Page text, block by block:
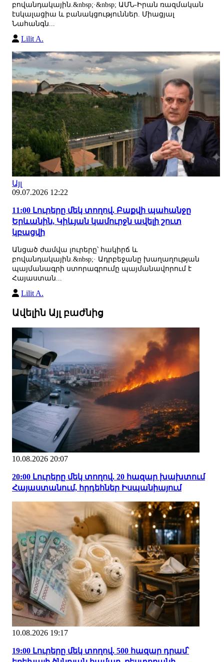
բովանդակային.&nbsp;·&nbsp; ԱՄՆ-Իրան ռազմական
էսկալացիա և բանակցություններ. Միացյալ
Նահանգն...
Lilit A.
Այլ
09.07.2026 12:22
11:00 Լուրերը մեկ տողով. Բաքվի պահանջը
Երևանին, Կիևյան կամուրջն ավելի շուտ
կբացվի
Անցած ժամվա լուրերը՝ հակիրճ և
բովանդակային.&nbsp;· Ադրբեջանը խաղաղության
պայմանագրի ստորագրումը պայմանավորում է
Հայաստան...
Lilit A.
Ավելին Այլ բաժնից
10.08.2026 20:07
20:00 Լուրերը մեկ տողով. 20 հազար խախտում
Հայաստանում, հրդեհներ Իսպանիայում
10.08.2026 19:17
19:00 Լուրերը մեկ տողով. 500 հազար դրամ՝